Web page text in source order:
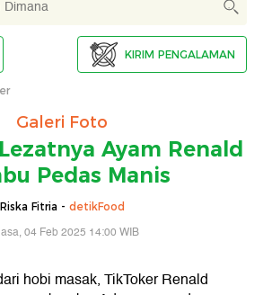
KIRIM PENGALAMAN
Galeri Foto
Ayam Renald
Pedas Manis
Riska Fitria - detikFood
04 Feb 2025 14:00 WIB
hobi masak, TikToker Renald